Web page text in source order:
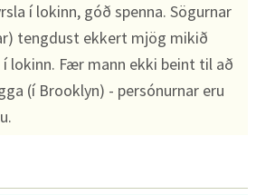
í lokinn, góð spenna. Sögurnar
tengdust ekkert mjög mikið
í lokinn. Fær mann ekki beint til að
(í Brooklyn) - persónurnar eru